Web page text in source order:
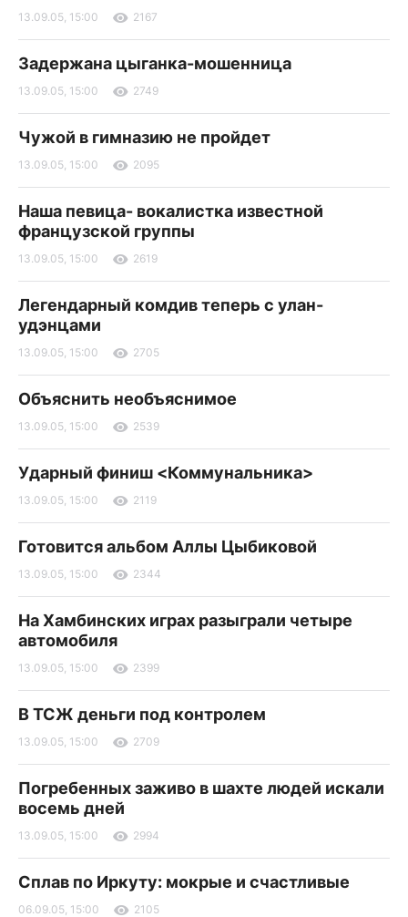
13.09.05, 15:00 2167
Задержана цыганка-мошенница
13.09.05, 15:00 2749
Чужой в гимназию не пройдет
13.09.05, 15:00 2095
Наша певица- вокалистка известной
французской группы
13.09.05, 15:00 2619
Легендарный комдив теперь с улан-
удэнцами
13.09.05, 15:00 2705
Объяснить необъяснимое
13.09.05, 15:00 2539
Ударный финиш <Коммунальника>
13.09.05, 15:00 2119
Готовится альбом Аллы Цыбиковой
13.09.05, 15:00 2344
На Хамбинских играх разыграли четыре
автомобиля
13.09.05, 15:00 2399
В ТСЖ деньги под контролем
13.09.05, 15:00 2709
Погребенных заживо в шахте людей искали
восемь дней
13.09.05, 15:00 2994
Сплав по Иркуту: мокрые и счастливые
06.09.05, 15:00 2105